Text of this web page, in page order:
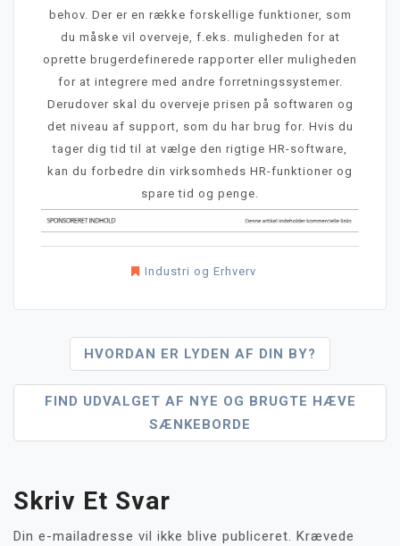
behov. Der er en række forskellige funktioner, som
du måske vil overveje, f.eks. muligheden for at
oprette brugerdefinerede rapporter eller muligheden
for at integrere med andre forretningssystemer.
Derudover skal du overveje prisen på softwaren og
det niveau af support, som du har brug for. Hvis du
tager dig tid til at vælge den rigtige HR-software,
kan du forbedre din virksomheds HR-funktioner og
spare tid og penge.
Industri og Erhverv
Indlægsnavigation
HVORDAN ER LYDEN AF DIN BY?
FIND UDVALGET AF NYE OG BRUGTE HÆVE
SÆNKEBORDE
Skriv Et Svar
Din e-mailadresse vil ikke blive publiceret. Krævede